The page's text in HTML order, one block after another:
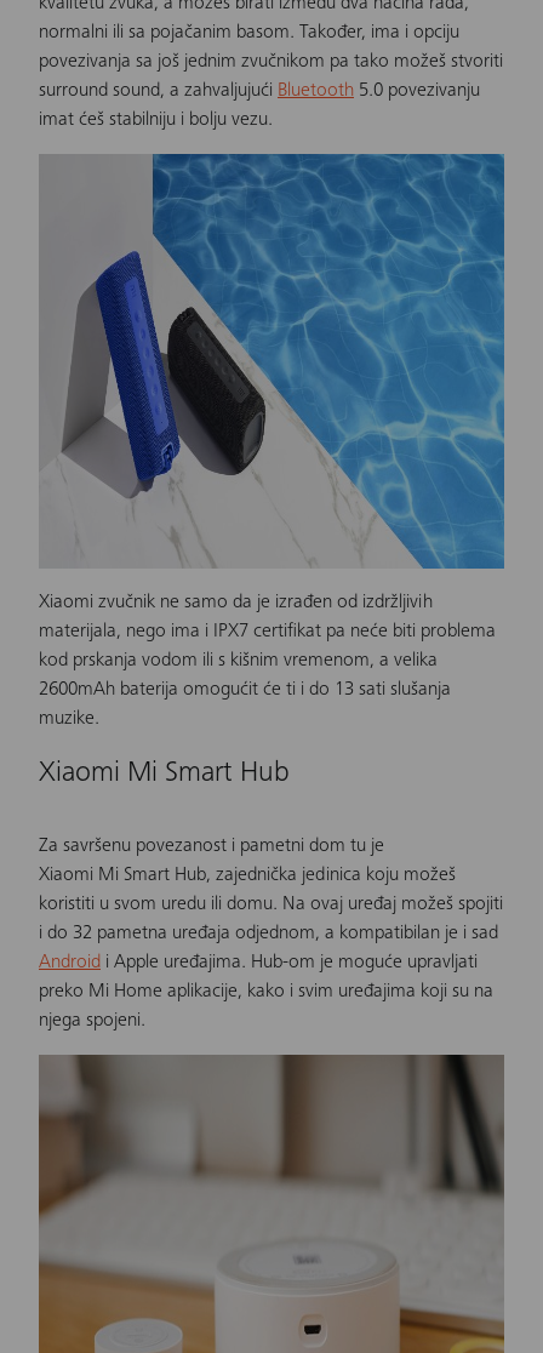
normalni ili sa pojačanim basom. Također, ima i opciju
povezivanja sa još jednim zvučnikom pa tako možeš stvoriti
surround sound, a zahvaljujući Bluetooth 5.0 povezivanju
imat ćeš stabilniju i bolju vezu.
Xiaomi zvučnik ne samo da je izrađen od izdržljivih
materijala, nego ima i IPX7 certifikat pa neće biti problema
kod prskanja vodom ili s kišnim vremenom, a velika
2600mAh baterija omogućit će ti i do 13 sati slušanja
muzike.
Xiaomi Mi Smart Hub
Za savršenu povezanost i pametni dom tu je
Xiaomi Mi Smart Hub, zajednička jedinica koju možeš
koristiti u svom uredu ili domu. Na ovaj uređaj možeš spojiti
i do 32 pametna uređaja odjednom, a kompatibilan je i sad
Android i Apple uređajima. Hub-om je moguće upravljati
preko Mi Home aplikacije, kako i svim uređajima koji su na
njega spojeni.